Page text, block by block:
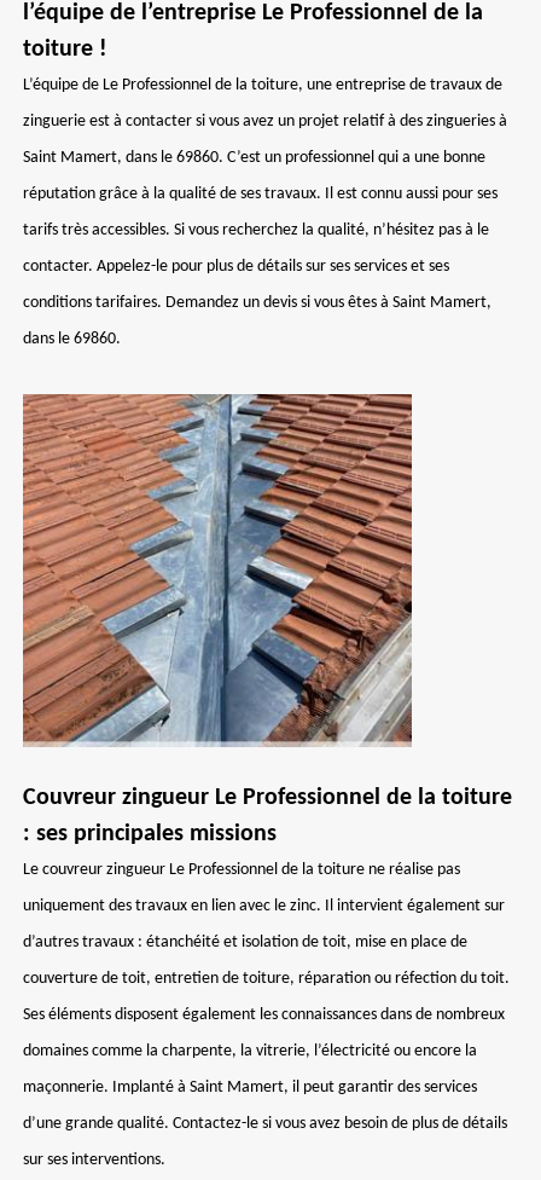
l’équipe de l’entreprise Le Professionnel de la
toiture !
L’équipe de Le Professionnel de la toiture, une entreprise de travaux de
zinguerie est à contacter si vous avez un projet relatif à des zingueries à
Saint Mamert, dans le 69860. C’est un professionnel qui a une bonne
réputation grâce à la qualité de ses travaux. Il est connu aussi pour ses
tarifs très accessibles. Si vous recherchez la qualité, n’hésitez pas à le
contacter. Appelez-le pour plus de détails sur ses services et ses
conditions tarifaires. Demandez un devis si vous êtes à Saint Mamert,
dans le 69860.
Couvreur zingueur Le Professionnel de la toiture
: ses principales missions
Le couvreur zingueur Le Professionnel de la toiture ne réalise pas
uniquement des travaux en lien avec le zinc. Il intervient également sur
d’autres travaux : étanchéité et isolation de toit, mise en place de
couverture de toit, entretien de toiture, réparation ou réfection du toit.
Ses éléments disposent également les connaissances dans de nombreux
domaines comme la charpente, la vitrerie, l’électricité ou encore la
maçonnerie. Implanté à Saint Mamert, il peut garantir des services
d’une grande qualité. Contactez-le si vous avez besoin de plus de détails
sur ses interventions.